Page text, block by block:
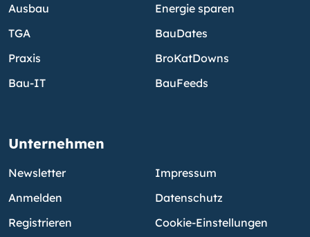
Ausbau
TGA
Praxis
Bau-IT
Energie sparen
BauDates
BroKatDowns
BauFeeds
Unternehmen
Newsletter
Anmelden
Registrieren
Impressum
Datenschutz
Cookie-Einstellungen